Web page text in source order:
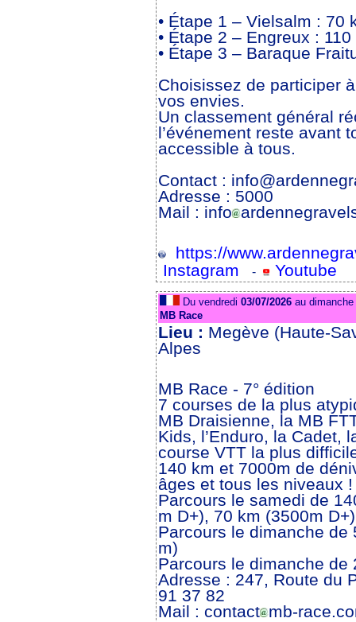
• Étape 1 – Vielsalm : 70
• Étape 2 – Engreux :
• Étape 3 – Baraque
Choisissez de participer
vos envies.
Un classement général
l’événement reste avant
accessible à tous.
Contact :
Adresse : 5000
Mail : info
https://
Instagram - Youtube
Du vendredi 03/07/2026au dimanche
MB Race
Lieu : Megève (Haute-
Alpes
MB Race - 7° édition
7 courses de la plus
MB Draisienne, la MB
Kids, l’Enduro, la Cadet,
course VTT la plus
140 km et 7000m de
âges et tous les niveaux !
Parcours le samedi de
m D+), 70 km (3500m D+)
Parcours le dimanche de
m)
Parcours le dimanche de
Adresse : 247, Route du
91 37 82
Mail : contact mb-